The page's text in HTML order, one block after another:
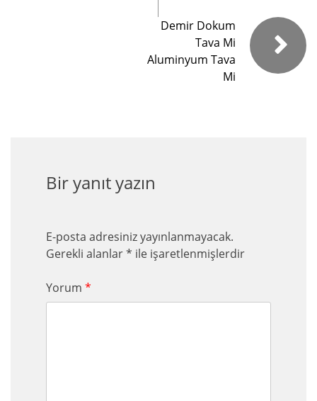
Demir Dokum
Tava Mi
Aluminyum Tava
Mi
Bir yanıt yazın
E-posta adresiniz yayınlanmayacak.
Gerekli alanlar* ile işaretlenmişlerdir
Yorum *